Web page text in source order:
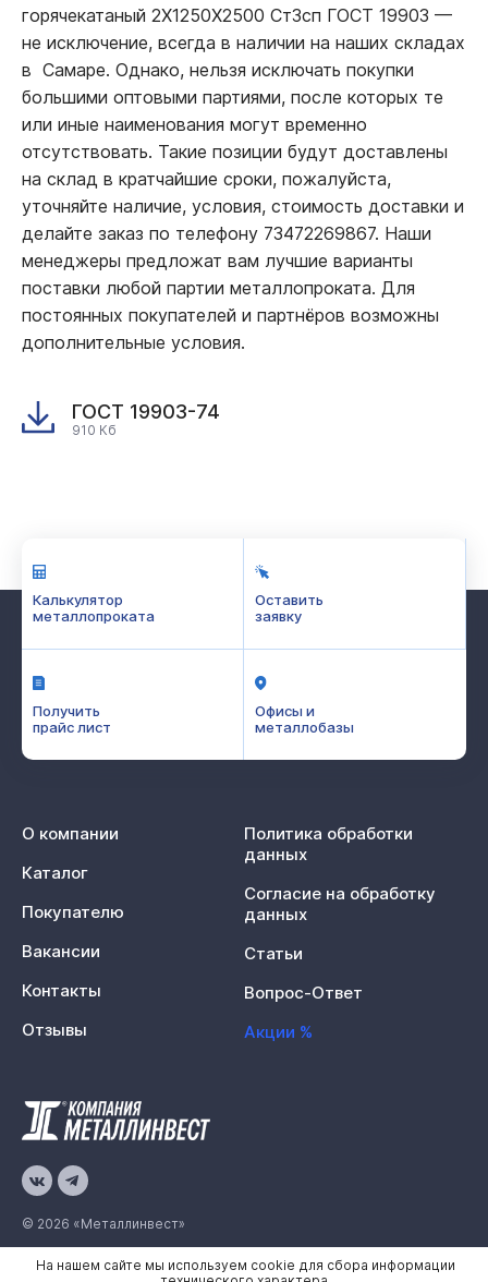
горячекатаный 2Х1250Х2500 Ст3сп ГОСТ 19903 —
не исключение, всегда в наличии на наших складах
в Самаре. Однако, нельзя исключать покупки
большими оптовыми партиями, после которых те
или иные наименования могут временно
отсутствовать. Такие позиции будут доставлены
на склад в кратчайшие сроки, пожалуйста,
уточняйте наличие, условия, стоимость доставки и
делайте заказ по телефону 73472269867. Наши
менеджеры предложат вам лучшие варианты
поставки любой партии металлопроката. Для
постоянных покупателей и партнёров возможны
дополнительные условия.
ГОСТ 19903-74
910 Кб
Калькулятор
металлопроката
Оставить
заявку
Получить
прайс лист
Офисы и
металлобазы
© 2026 «Металлинвест»
Политика конфиденциальности
О компании
Каталог
Покупателю
Вакансии
Контакты
Отзывы
Политика обработки
данных
Согласие на обработку
данных
Статьи
Вопрос-Ответ
Акции %
На нашем сайте мы используем cookie для сбора информации